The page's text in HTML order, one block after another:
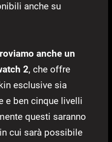
anche su
anche un
2, che offre
esclusive sia
e ben cinque livelli
questi saranno
cui sarà possibile